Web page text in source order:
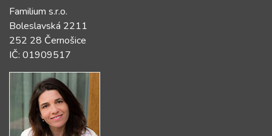
Familium s.r.o.
Boleslavská 2211
252 28 Černošice
IČ: 01909517